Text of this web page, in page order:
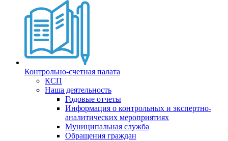
Контрольно-счетная палата
КСП
Наша деятельность
Годовые отчеты
Информация о контрольных и экспертно-
аналитических мероприятиях
Муниципальная служба
Обращения граждан